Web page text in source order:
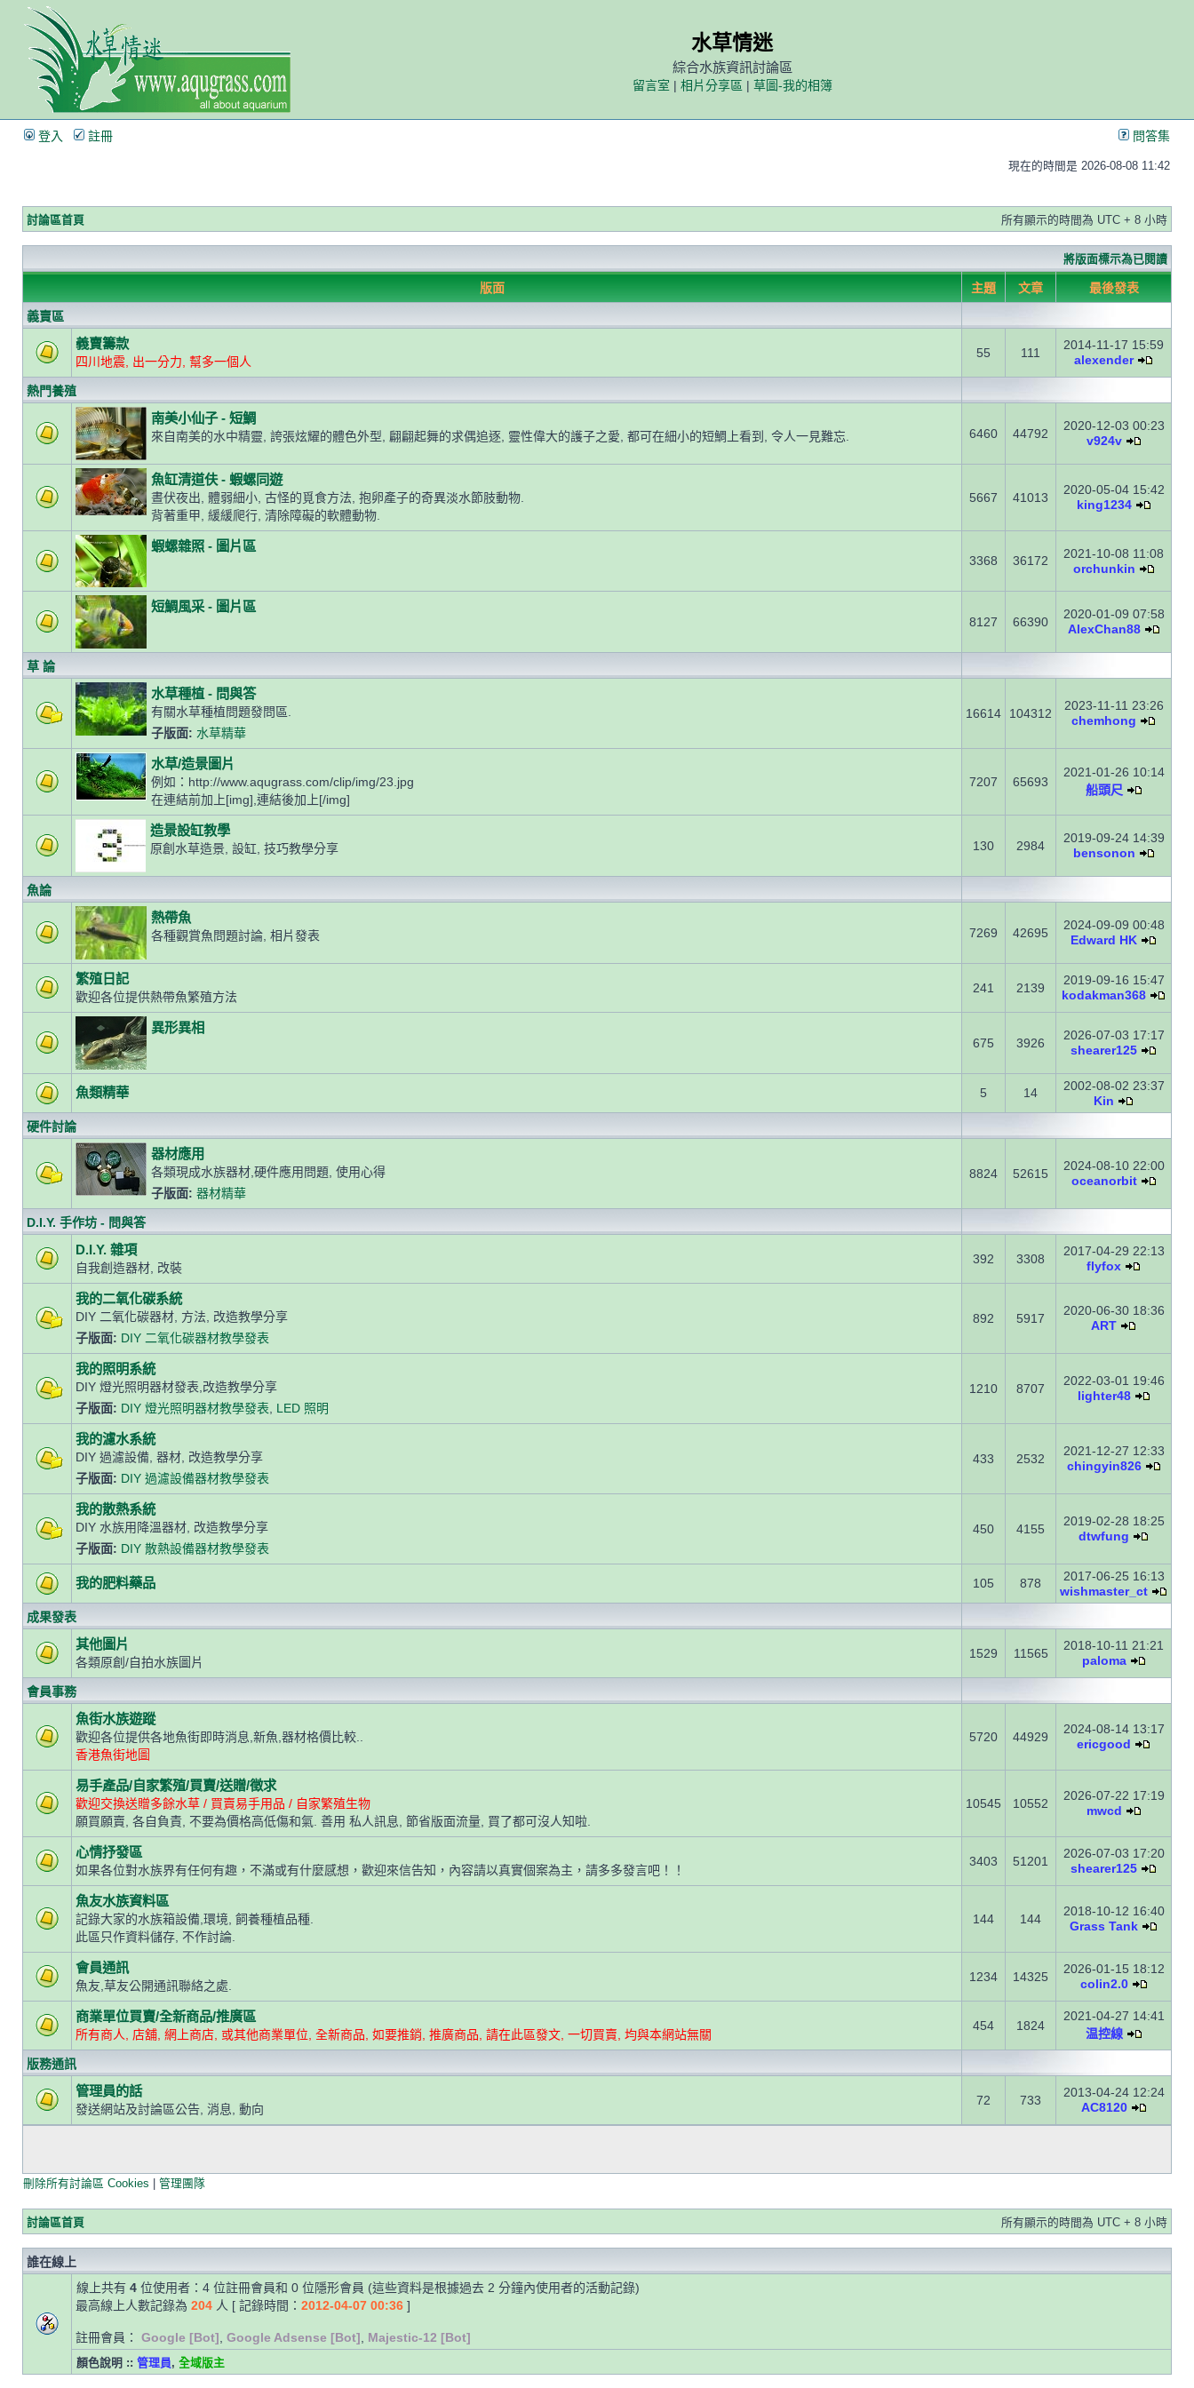
水草情迷
綜合水族資訊討論區
留言室 | 相片分享區 | 草圖-我的相簿
登入 註冊 問答集
現在的時間是 2026-08-08 11:42
討論區首頁 所有顯示的時間為 UTC + 8 小時
將版面標示為已閱讀
版面 主題 文章
最後發表
義賣區
義賣籌款
四川地震, 出一分力, 幫多一個人
55 111
2014-11-17 15:59
alexender
熱門養殖
南美小仙子 - 短鯛
來自南美的水中精靈, 誇張炫耀的體色外型, 翩翩起舞的求偶追逐, 靈性偉大的護子之愛, 都可在細小的短鯛上看到, 令人一見難忘. 6460 44792
2020-12-03 00:23
v924v
魚缸清道伕 - 蝦螺同遊
晝伏夜出, 體弱細小, 古怪的覓食方法, 抱卵產子的奇異淡水節肢動物.
背著重甲, 緩緩爬行, 清除障礙的軟體動物.
5667 41013
2020-05-04 15:42
king1234
蝦螺雜照 - 圖片區
3368 36172
2021-10-08 11:08
orchunkin
短鯛風采 - 圖片區
8127 66390
2020-01-09 07:58
AlexChan88
草 論
水草種植 - 問與答
有關水草種植問題發問區.
子版面: 水草精華
16614 104312
2023-11-11 23:26
chemhong
水草/造景圖片
例如：http://www.aqugrass.com/clip/img/23.jpg
在連結前加上[img],連結後加上[/img]
7207 65693
2021-01-26 10:14
船頭尺
造景設缸教學
原創水草造景, 設缸, 技巧教學分享 130 2984
2019-09-24 14:39
bensonon
魚論
熱帶魚
各種觀賞魚問題討論, 相片發表 7269 42695
2024-09-09 00:48
Edward HK
繁殖日記
歡迎各位提供熱帶魚繁殖方法
241 2139
2019-09-16 15:47
kodakman368
異形異相
675 3926
2026-07-03 17:17
shearer125
魚類精華 5 14
2002-08-02 23:37
Kin
硬件討論
器材應用
各類現成水族器材,硬件應用問題, 使用心得
子版面: 器材精華
8824 52615
2024-08-10 22:00
oceanorbit
D.I.Y. 手作坊 - 問與答
D.I.Y. 雜項
自我創造器材, 改裝
392 3308
2017-04-29 22:13
flyfox
我的二氧化碳系統
DIY 二氧化碳器材, 方法, 改造教學分享
子版面: DIY 二氧化碳器材教學發表
892 5917
2020-06-30 18:36
ART
我的照明系統
DIY 燈光照明器材發表,改造教學分享
子版面: DIY 燈光照明器材教學發表 LED 照明
1210 8707
2022-03-01 19:46
lighter48
我的濾水系統
DIY 過濾設備, 器材, 改造教學分享
子版面: DIY 過濾設備器材教學發表
433 2532
2021-12-27 12:33
chingyin826
我的散熱系統
DIY 水族用降溫器材, 改造教學分享
子版面: DIY 散熱設備器材教學發表
450 4155
2019-02-28 18:25
dtwfung
我的肥料藥品 105 878
2017-06-25 16:13
wishmaster_ct
成果發表
其他圖片
各類原創/自拍水族圖片
1529 11565
2018-10-11 21:21
paloma
會員事務
魚街水族遊蹤
歡迎各位提供各地魚街即時消息,新魚,器材格價比較..
香港魚街地圖
5720 44929
2024-08-14 13:17
ericgood
易手產品/自家繁殖/買賣/送贈/徵求
歡迎交換送贈多餘水草 / 買賣易手用品 / 自家繁殖生物
願買願賣, 各自負責, 不要為價格高低傷和氣. 善用 私人訊息, 節省版面流量, 買了都可沒人知啦.
10545 10552
2026-07-22 17:19
mwcd
心情抒發區
如果各位對水族界有任何有趣，不滿或有什麼感想，歡迎來信告知，內容請以真實個案為主，請多多發言吧！！
3403 51201
2026-07-03 17:20
shearer125
魚友水族資料區
記錄大家的水族箱設備,環境, 飼養種植品種.
此區只作資料儲存, 不作討論.
144 144
2018-10-12 16:40
Grass Tank
會員通訊
魚友,草友公開通訊聯絡之處.
1234 14325
2026-01-15 18:12
colin2.0
商業單位買賣/全新商品/推廣區
所有商人, 店舖, 網上商店, 或其他商業單位, 全新商品, 如要推銷, 推廣商品, 請在此區發文, 一切買賣, 均與本網站無關
454 1824
2021-04-27 14:41
温控線
版務通訊
管理員的話
發送網站及討論區公告, 消息, 動向
72 733
2013-04-24 12:24
AC8120
刪除所有討論區 Cookies 管理團隊
討論區首頁 所有顯示的時間為 UTC + 8 小時
誰在線上
線上共有 4 位使用者：4 位註冊會員和 0 位隱形會員 (這些資料是根據過去 2 分鐘內使用者的活動記錄)
最高線上人數記錄為 204 人 [ 記錄時間： 2012-04-07 00:36 ]
註冊會員： Google [Bot] Google Adsense [Bot] Majestic-12 [Bot]
顏色說明 :: 管理員, 全域版主